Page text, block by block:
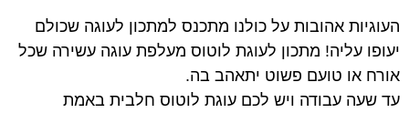
העוגיות אהובות על כולנו מתכנס למתכון לעוגה שכולם
יעופו עליה! מתכון לעוגת לוטוס מעלפת עוגה עשירה שכל
אורח או טועם פשוט יתאהב בה.
עד שעה עבודה ויש לכם עוגת לוטוס חלבית באמת